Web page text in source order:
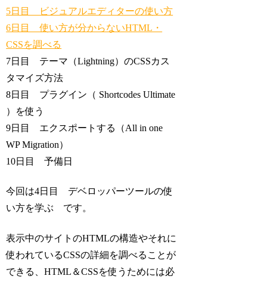
5日目 ビジュアルエディターの使い方
6日目 使い方が分からないHTML・
CSSを調べる
7日目 テーマ（Lightning）のCSSカス
タマイズ方法
8日目 プラグイン（ Shortcodes Ultimate
）を使う
9日目 エクスポートする（All in one
WP Migration）
10日目 予備日
今回は4日目 デベロッパーツールの使
い方を学ぶ です。
表示中のサイトのHTMLの構造やそれに
使われているCSSの詳細を調べることが
できる、HTML＆CSSを使うためには必